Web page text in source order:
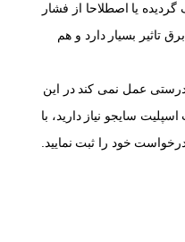
یا اصطلاحا از فشار
تاثیر بسیار دارد و هم
عمل نمی کند در این
سایجو نیاز دارید، با
خود را ثبت نمایید.